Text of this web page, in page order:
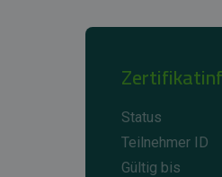
Status
Teilnehmer ID
Gültig bis